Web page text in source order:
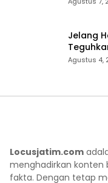
Jelang
Ziarah
Agustus 4,
Locusjatim.com
menghadirkan konten
fakta. Dengan tetap